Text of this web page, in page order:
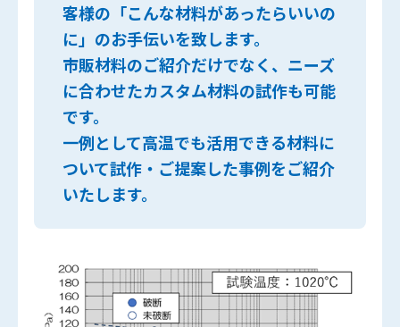
客様の「こんな材料があったらいいの
に」のお手伝いを致します。
市販材料のご紹介だけでなく、ニーズ
に合わせたカスタム材料の試作も可能
です。
一例として高温でも活用できる材料に
ついて試作・ご提案した事例をご紹介
いたします。